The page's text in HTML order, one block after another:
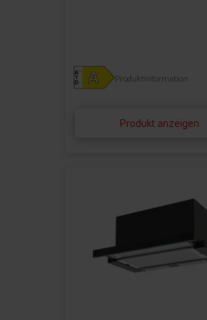
Produkt anzeigen
Produktinformation